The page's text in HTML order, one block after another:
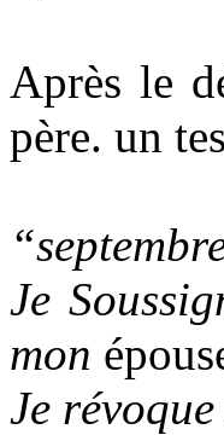
Après le
père. un
Je
mon
Je